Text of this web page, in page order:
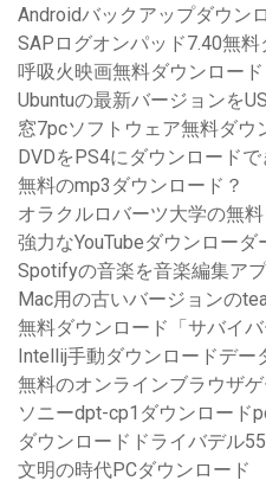
Androidバックアップダウン
SAPログオンパッド7.40無料
呼吸火映画無料ダウンロード
Ubuntuの最新バージョンを
窓7pcソフトウェア無料ダウ
DVDをPS4にダウンロード
無料のmp3ダウンロード？
オラクルロバーツ大学の無
強力なYouTubeダウンロー
Spotifyの音楽を音楽編集ア
Mac用の古いバージョンの
無料ダウンロード「サバイ
Intellij手動ダウンロードデー
無料のオンラインブラウザ
ソニーdpt-cp1ダウンロード
ダウンロードドライバデル
文明の時代PCダウンロード